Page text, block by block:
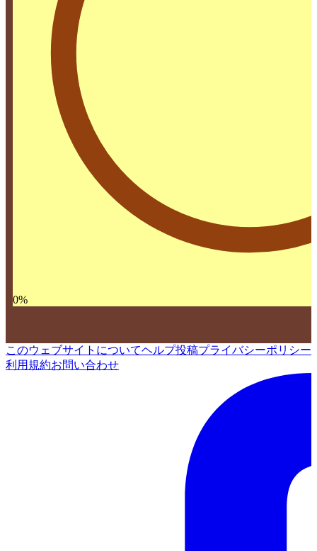
0%
このウェブサイトについてヘルプ投稿プライバシーポリシー
利用規約お問い合わせ